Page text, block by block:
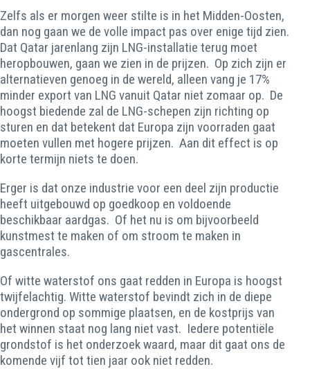
Zelfs als er morgen weer stilte is in het Midden-Oosten,
dan nog gaan we de volle impact pas over enige tijd zien.
Dat Qatar jarenlang zijn LNG-installatie terug moet
heropbouwen, gaan we zien in de prijzen. Op zich zijn er
alternatieven genoeg in de wereld, alleen vang je 17%
minder export van LNG vanuit Qatar niet zomaar op. De
hoogst biedende zal de LNG-schepen zijn richting op
sturen en dat betekent dat Europa zijn voorraden gaat
moeten vullen met hogere prijzen. Aan dit effect is op
korte termijn niets te doen.
Erger is dat onze industrie voor een deel zijn productie
heeft uitgebouwd op goedkoop en voldoende
beschikbaar aardgas. Of het nu is om bijvoorbeeld
kunstmest te maken of om stroom te maken in
gascentrales.
Of witte waterstof ons gaat redden in Europa is hoogst
twijfelachtig. Witte waterstof bevindt zich in de diepe
ondergrond op sommige plaatsen, en de kostprijs van
het winnen staat nog lang niet vast. Iedere potentiële
grondstof is het onderzoek waard, maar dit gaat ons de
komende vijf tot tien jaar ook niet redden.